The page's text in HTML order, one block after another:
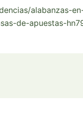
alabanzas-
de-apuestas-